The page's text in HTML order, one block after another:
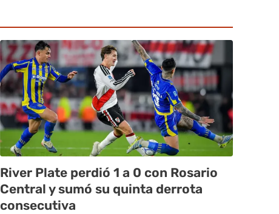
River Plate perdió 1 a 0 con Rosario
Central y sumó su quinta derrota
consecutiva